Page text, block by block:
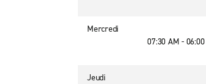
Mercredi
07:30 AM -
Jeudi